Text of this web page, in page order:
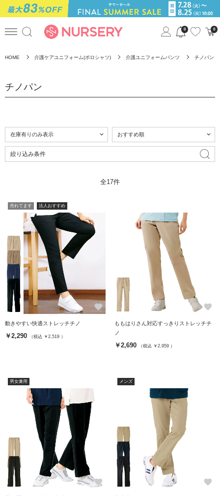
0 0
HOME 介護ケアユニフォーム(ポロシャツ) 介護ユニフォームパンツ チノパン
チノパン
絞り込み条件
全17件
売れてます 法人おすすめ
favorite
動きやすい快適ストレッチチノ
￥2,290 （税込 ￥2,519 ）
favorite
ももはりさん対応すっきりストレッチチ
ノ
￥2,690 （税込 ￥2,959 ）
男女兼用
favorite
メンズ
favorite